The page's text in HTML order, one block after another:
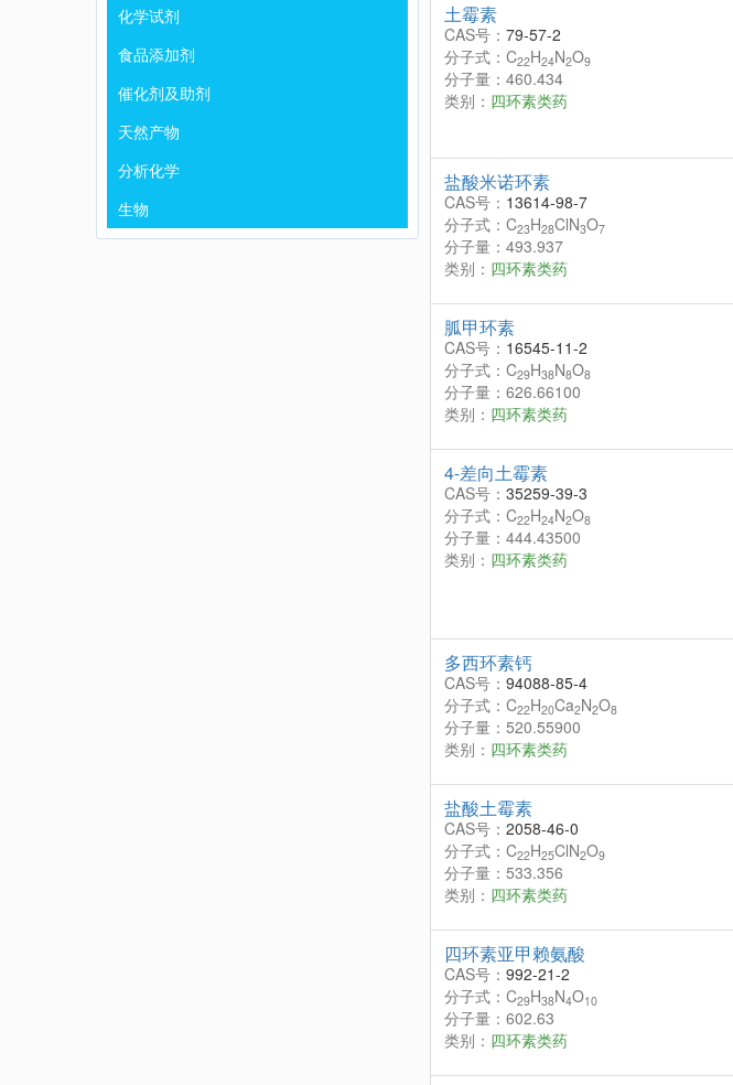
化学试剂
食品添加剂
催化剂及助剂
天然产物
分析化学
生物
土霉素
CAS号： 79-57-2
分子式：C22H24N2O9
分子量：460.434
类别： 四环素类药
盐酸米诺环素
CAS号： 13614-98-7
分子式：C23H28ClN3O7
分子量：493.937
类别： 四环素类药
胍甲环素
CAS号： 16545-11-2
分子式：C29H38N8O8
分子量：626.66100
类别： 四环素类药
4-差向土霉素
CAS号： 35259-39-3
分子式：C22H24N2O8
分子量：444.43500
类别： 四环素类药
多西环素钙
CAS号： 94088-85-4
分子式：C22H20Ca2N2O8
分子量：520.55900
类别： 四环素类药
盐酸土霉素
CAS号： 2058-46-0
分子式：C22H25ClN2O9
分子量：533.356
类别： 四环素类药
四环素亚甲赖氨酸
CAS号： 992-21-2
分子式：C29H38N4O10
分子量：602.63
类别： 四环素类药